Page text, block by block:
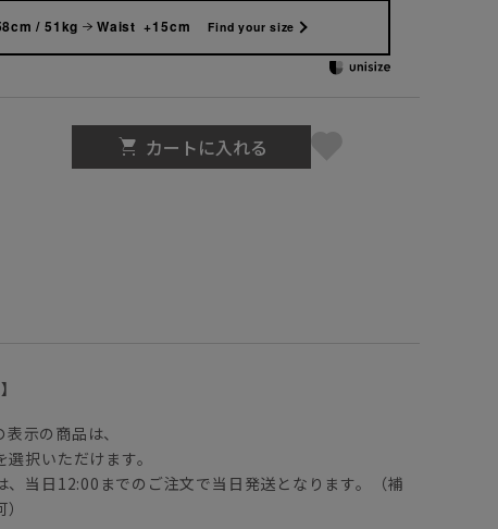
/ 51kg Waist +15cm Find your size
カートに入れる
表示の商品は、
択いただけます。
、当日12:00までのご注文で当日発送となります。（補